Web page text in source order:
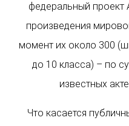
федеральный проект
произведения
момент их около 300
до 10 класса) – по
известных
Что касается